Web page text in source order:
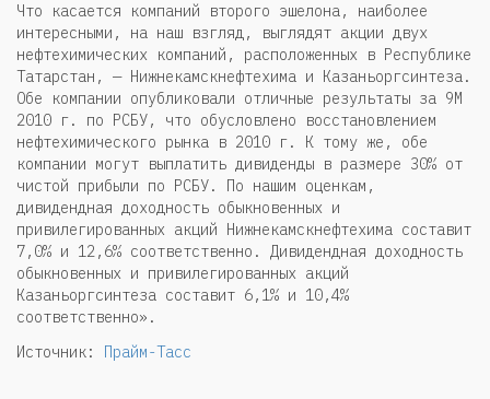
Что касается компаний второго эшелона, наиболее
интересными, на наш взгляд, выглядят акции двух
нефтехимических компаний, расположенных в Республике
Татарстан, — Нижнекамскнефтехима и Казаньоргсинтеза.
Обе компании опубликовали отличные результаты за 9М
2010 г. по РСБУ, что обусловлено восстановлением
нефтехимического рынка в 2010 г. К тому же, обе
компании могут выплатить дивиденды в размере 30% от
чистой прибыли по РСБУ. По нашим оценкам,
дивидендная доходность обыкновенных и
привилегированных акций Нижнекамскнефтехима составит
7,0% и 12,6% соответственно. Дивидендная доходность
обыкновенных и привилегированных акций
Казаньоргсинтеза составит 6,1% и 10,4%
соответственно».
Источник: Прайм-Тасс